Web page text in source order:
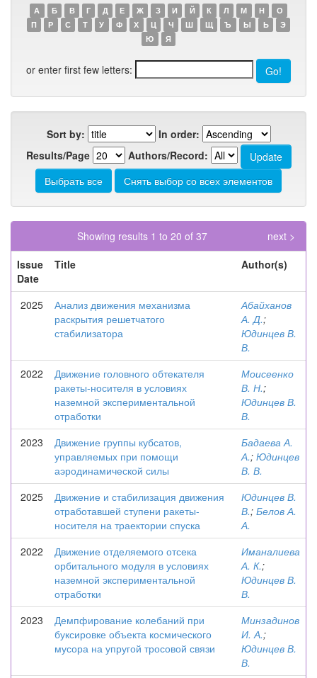
А Б В Г Д Е Ж З И Й К Л М Н
О
П
Р С Т У Ф Х Ц Ч Ш Щ Ъ Ы Ь
Э
Ю
Я
or enter first few letters:
Sort by:
In order:
Results/Page
Authors/Record:
Showing results 1 to 20 of 37
next >
Issue
Date
Title Author(s)
2025
Анализ движения механизма
раскрытия решетчатого
стабилизатора
Абайханов
А. Д.;
Юдинцев В.
В.
2022
Движение головного обтекателя
ракеты-носителя в условиях
наземной экспериментальной
отработки
Моисеенко
В. Н.;
Юдинцев В.
В.
2023
Движение группы кубсатов,
управляемых при помощи
аэродинамической силы
Бадаева А.
А.; Юдинцев
В. В.
2025
Движение и стабилизация движения
отработавшей ступени ракеты-
носителя на траектории спуска
Юдинцев В.
В.; Белов А.
А.
2022
Движение отделяемого отсека
орбитального модуля в условиях
наземной экспериментальной
отработки
Иманалиева
А. К.;
Юдинцев В.
В.
2023
Демпфирование колебаний при
буксировке объекта космического
мусора на упругой тросовой связи
Минзадинов
И. А.;
Юдинцев В.
В.